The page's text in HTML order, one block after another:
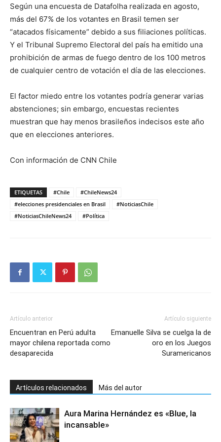
Según una encuesta de Datafolha realizada en agosto,
más del 67% de los votantes en Brasil temen ser
“atacados físicamente” debido a sus filiaciones políticas.
Y el Tribunal Supremo Electoral del país ha emitido una
prohibición de armas de fuego dentro de los 100 metros
de cualquier centro de votación el día de las elecciones.
El factor miedo entre los votantes podría generar varias
abstenciones; sin embargo, encuestas recientes
muestran que hay menos brasileños indecisos este año
que en elecciones anteriores.
Con información de CNN Chile
ETIQUETAS #Chile
#ChileNews24
#elecciones presidenciales en Brasil
#NoticiasChile
#NoticiasChileNews24
#Política
Artículo anterior
Encuentran en Perú adulta
mayor chilena reportada como
desaparecida
Artículo siguiente
Emanuelle Silva se cuelga la de
oro en los Juegos
Suramericanos
Artículos relacionados Más del autor
Aura Marina Hernández es «Blue, la
incansable»